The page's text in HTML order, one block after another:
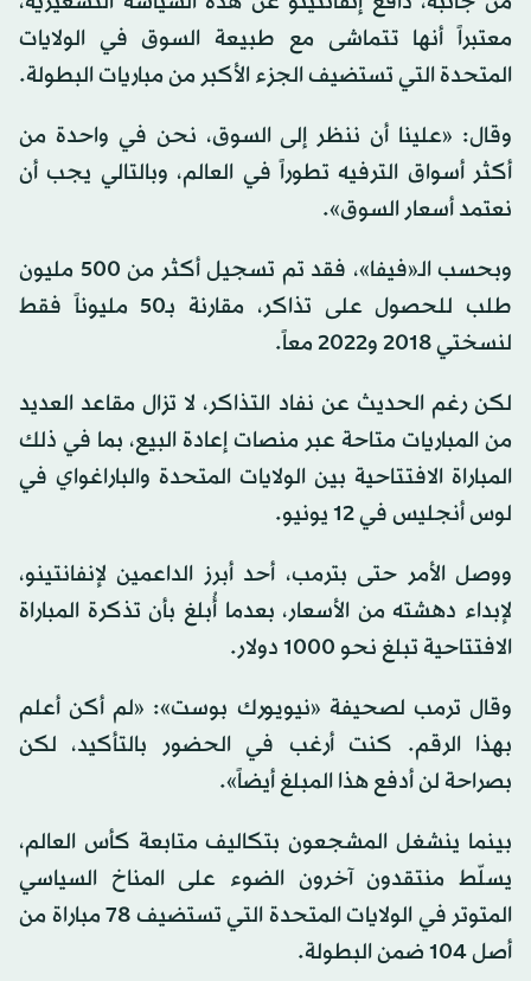
معتبراً أنها تتماشى مع طبيعة السوق في الولايات
المتحدة التي تستضيف الجزء الأكبر من مباريات البطولة.
وقال: «علينا أن ننظر إلى السوق، نحن في واحدة من
أكثر أسواق الترفيه تطوراً في العالم، وبالتالي يجب أن
نعتمد أسعار السوق».
وبحسب الـ«فيفا»، فقد تم تسجيل أكثر من 500 مليون
طلب للحصول على تذاكر، مقارنة بـ50 مليوناً فقط
لنسختي 2018 و2022 معاً.
لكن رغم الحديث عن نفاد التذاكر، لا تزال مقاعد العديد
من المباريات متاحة عبر منصات إعادة البيع، بما في ذلك
المباراة الافتتاحية بين الولايات المتحدة والباراغواي في
لوس أنجليس في 12 يونيو.
ووصل الأمر حتى بترمب، أحد أبرز الداعمين لإنفانتينو،
لإبداء دهشته من الأسعار، بعدما أُبلغ بأن تذكرة المباراة
الافتتاحية تبلغ نحو 1000 دولار.
وقال ترمب لصحيفة «نيويورك بوست»: «لم أكن أعلم
بهذا الرقم. كنت أرغب في الحضور بالتأكيد، لكن
بصراحة لن أدفع هذا المبلغ أيضاً».
بينما ينشغل المشجعون بتكاليف متابعة كأس العالم،
يسلّط منتقدون آخرون الضوء على المناخ السياسي
المتوتر في الولايات المتحدة التي تستضيف 78 مباراة من
أصل 104 ضمن البطولة.